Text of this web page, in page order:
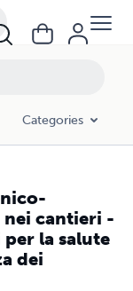
Categories
nei cantieri -
la salute
dei
per la salute e